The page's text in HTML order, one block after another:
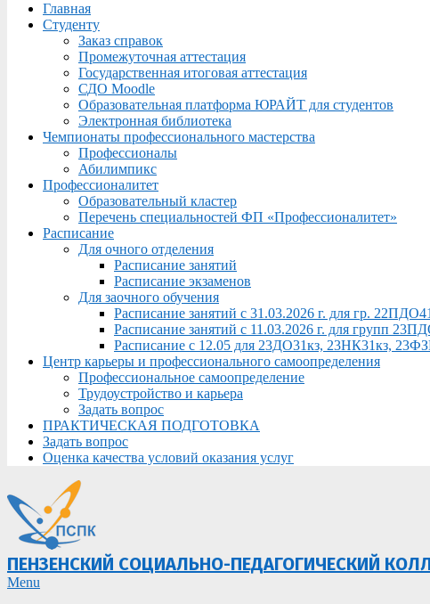
Menu
Главная
Студенту
Заказ справок
Промежуточная аттестация
Государственная итоговая аттестация
СДО Moodle
Образовательная платформа ЮРАЙТ для студентов
Электронная библиотека
Чемпионаты профессионального мастерства
Профессионалы
Абилимпикс
Профессионалитет
Образовательный кластер
Перечень специальностей ФП «Профессионалитет»
Расписание
Для очного отделения
Расписание занятий
Расписание экзаменов
Для заочного обучения
Расписание занятий с 31.03.2026 г. для гр.
Расписание занятий с 11.03.2026 г. для групп
Расписание с 12.05 для 23ДО31кз, 23НК31кз,
Центр карьеры и профессионального самоопределения
Профессиональное самоопределение
Трудоустройство и карьера
Задать вопрос
ПРАКТИЧЕСКАЯ ПОДГОТОВКА
Задать вопрос
Оценка качества условий оказания услуг
ПЕНЗЕНСКИЙ СОЦИАЛЬНО-ПЕДАГОГИЧЕСКИЙ
Primary
Menu